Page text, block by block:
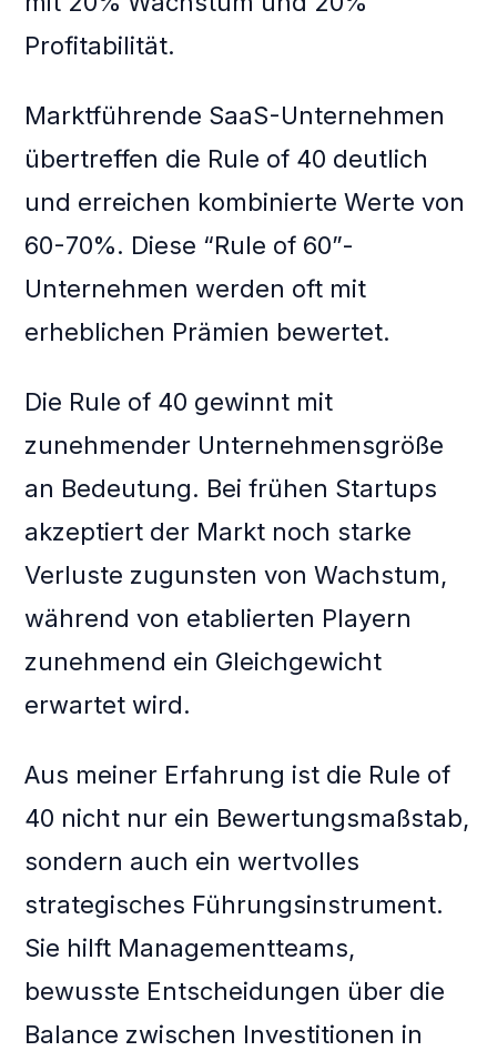
Profitabilität.
Marktführende SaaS-Unternehmen
übertreffen die Rule of 40 deutlich
und erreichen kombinierte Werte von
60-70%. Diese “Rule of 60”-
Unternehmen werden oft mit
erheblichen Prämien bewertet.
Die Rule of 40 gewinnt mit
zunehmender Unternehmensgröße
an Bedeutung. Bei frühen Startups
akzeptiert der Markt noch starke
Verluste zugunsten von Wachstum,
während von etablierten Playern
zunehmend ein Gleichgewicht
erwartet wird.
Aus meiner Erfahrung ist die Rule of
40 nicht nur ein Bewertungsmaßstab,
sondern auch ein wertvolles
strategisches Führungsinstrument.
Sie hilft Managementteams,
bewusste Entscheidungen über die
Balance zwischen Investitionen in